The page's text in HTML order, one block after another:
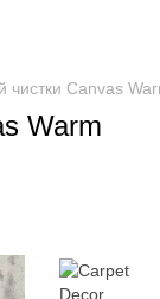
чистки Canvas
Warm